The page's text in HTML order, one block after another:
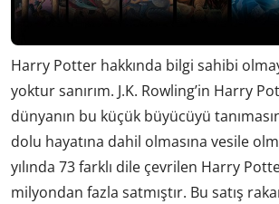
Harry Potter hakkında bilgi sahibi
yoktur sanırım. J.K. Rowling’in Harry
dünyanın bu küçük büyücüyü
dolu hayatına dahil olmasına vesile
yılında 73 farklı dile çevrilen Harry
milyondan fazla satmıştır. Bu satış